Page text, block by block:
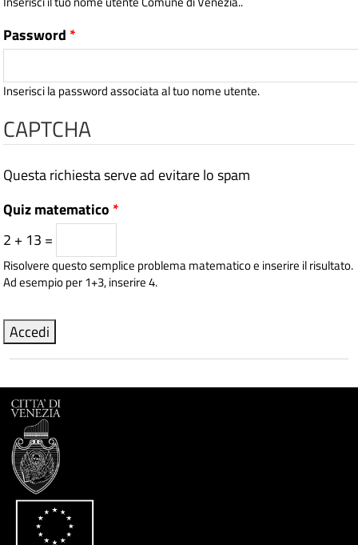
Password *
Inserisci la password associata al tuo nome utente.
CAPTCHA
Questa richiesta serve ad evitare lo spam
Quiz matematico *
2 + 13 =
Risolvere questo semplice problema matematico e inserire il risultato.
Ad esempio per 1+3, inserire 4.